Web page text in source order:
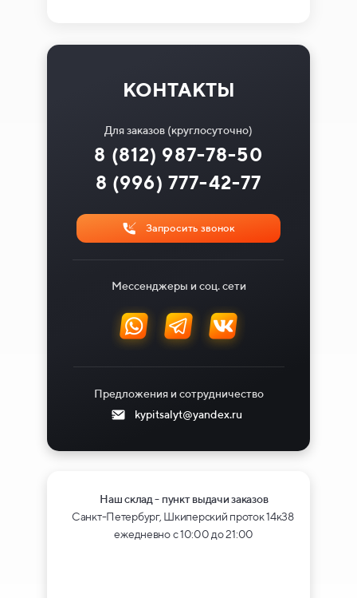
КОНТАКТЫ
Для заказов (круглосуточно)
8 (996) 777-42-77
8 (812) 987-78-50
Запросить звонок
Мессенджеры и соц. сети
Предложения и сотрудничество
kypitsalyt@yandex.ru
Наш склад - пункт выдачи заказов
Санкт-Петербург, Шкиперский проток 14к38
ежедневно с 10:00 до 21:00